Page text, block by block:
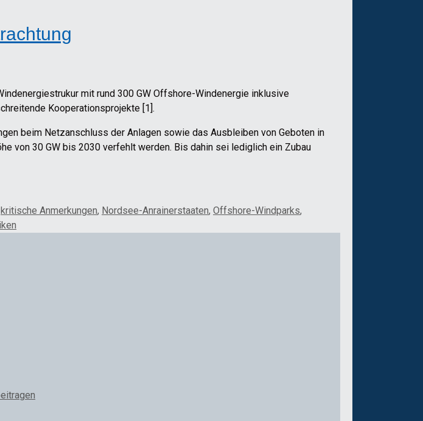
mit rund 300 GW Offshore-Windenergie inklusive
Kooperationsprojekte [1].
beim Netzanschluss der Anlagen sowie das Ausbleiben von Geboten in
von 30 GW bis 2030 verfehlt werden. Bis dahin sei lediglich ein Zubau
kritische Anmerkungen, Nordsee-Anrainerstaaten, Offshore-Windparks,